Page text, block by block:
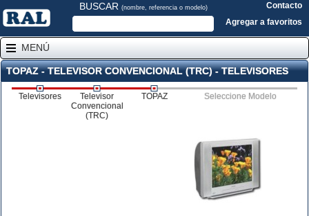
BUSCAR (nombre, referencia o modelo)
Contacto
Agregar a favoritos
MENÚ
TOPAZ - TELEVISOR CONVENCIONAL (TRC) - TELEVISORES
Televisores
Televisor
Convencional
(TRC)
TOPAZ Seleccione Modelo